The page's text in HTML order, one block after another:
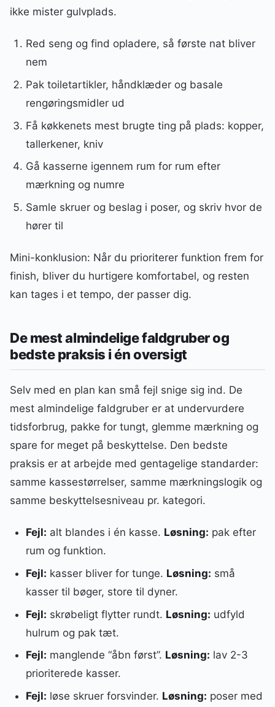
ikke mister gulvplads.
Red seng og find opladere, så første nat bliver
nem
Pak toiletartikler, håndklæder og basale
rengøringsmidler ud
Få køkkenets mest brugte ting på plads: kopper,
tallerkener, kniv
Gå kasserne igennem rum for rum efter
mærkning og numre
Samle skruer og beslag i poser, og skriv hvor de
hører til
Mini-konklusion: Når du prioriterer funktion frem for
finish, bliver du hurtigere komfortabel, og resten
kan tages i et tempo, der passer dig.
De mest almindelige faldgruber og
bedste praksis i én oversigt
Selv med en plan kan små fejl snige sig ind. De
mest almindelige faldgruber er at undervurdere
tidsforbrug, pakke for tungt, glemme mærkning og
spare for meget på beskyttelse. Den bedste
praksis er at arbejde med gentagelige standarder:
samme kassestørrelser, samme mærkningslogik og
samme beskyttelsesniveau pr. kategori.
Fejl: alt blandes i én kasse. Løsning: pak efter
rum og funktion.
Fejl: kasser bliver for tunge. Løsning: små
kasser til bøger, store til dyner.
Fejl: skrøbeligt flytter rundt. Løsning: udfyld
hulrum og pak tæt.
Fejl: manglende “åbn først”. Løsning: lav 2-3
prioriterede kasser.
Fejl: løse skruer forsvinder. Løsning: poser med